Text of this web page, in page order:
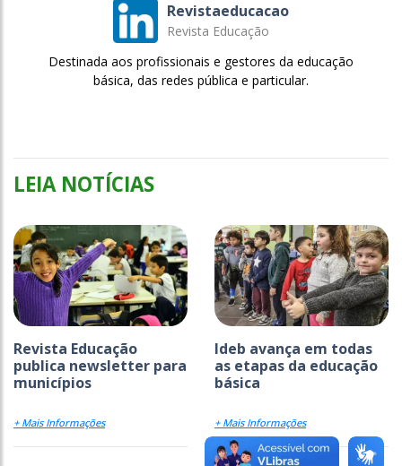
Revistaeducacao
Revista Educação
Destinada aos profissionais e gestores da educação
básica, das redes pública e particular.
LEIA NOTÍCIAS
Revista Educação
publica newsletter para
municípios
+ Mais Informações
Ideb avança em todas
as etapas da educação
básica
+ Mais Informações